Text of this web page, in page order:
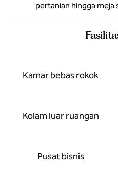
pertanian hingga meja
Kamar bebas rokok
Kolam luar ruangan
Pusat bisnis